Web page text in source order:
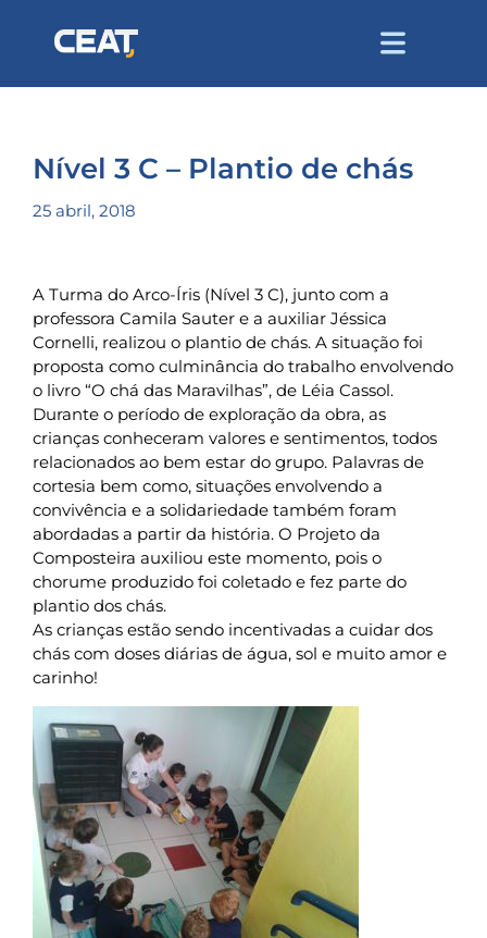
Nível 3 C – Plantio de chás
25 abril, 2018
A Turma do Arco-Íris (Nível 3 C), junto com a
professora Camila Sauter e a auxiliar Jéssica
Cornelli, realizou o plantio de chás. A situação foi
proposta como culminância do trabalho envolvendo
o livro “O chá das Maravilhas”, de Léia Cassol.
Durante o período de exploração da obra, as
crianças conheceram valores e sentimentos, todos
relacionados ao bem estar do grupo. Palavras de
cortesia bem como, situações envolvendo a
convivência e a solidariedade também foram
abordadas a partir da história. O Projeto da
Composteira auxiliou este momento, pois o
chorume produzido foi coletado e fez parte do
plantio dos chás.
As crianças estão sendo incentivadas a cuidar dos
chás com doses diárias de água, sol e muito amor e
carinho!